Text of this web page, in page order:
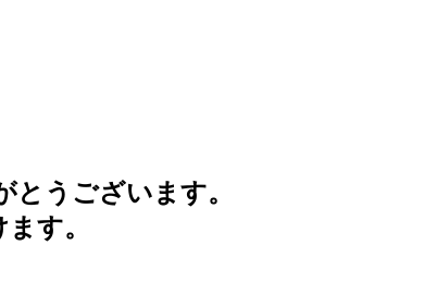
うございます。
す。